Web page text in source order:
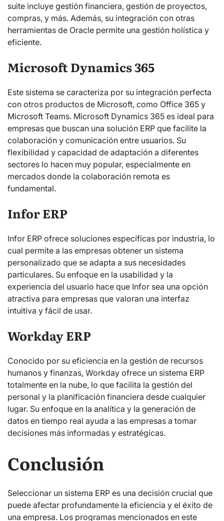
suite incluye gestión financiera, gestión de proyectos,
compras, y más. Además, su integración con otras
herramientas de Oracle permite una gestión holística y
eficiente.
Microsoft Dynamics 365
Este sistema se caracteriza por su integración perfecta
con otros productos de Microsoft, como Office 365 y
Microsoft Teams. Microsoft Dynamics 365 es ideal para
empresas que buscan una solución ERP que facilite la
colaboración y comunicación entre usuarios. Su
flexibilidad y capacidad de adaptación a diferentes
sectores lo hacen muy popular, especialmente en
mercados donde la colaboración remota es
fundamental.
Infor ERP
Infor ERP ofrece soluciones específicas por industria, lo
cual permite a las empresas obtener un sistema
personalizado que se adapta a sus necesidades
particulares. Su enfoque en la usabilidad y la
experiencia del usuario hace que Infor sea una opción
atractiva para empresas que valoran una interfaz
intuitiva y fácil de usar.
Workday ERP
Conocido por su eficiencia en la gestión de recursos
humanos y finanzas, Workday ofrece un sistema ERP
totalmente en la nube, lo que facilita la gestión del
personal y la planificación financiera desde cualquier
lugar. Su enfoque en la analítica y la generación de
datos en tiempo real ayuda a las empresas a tomar
decisiones más informadas y estratégicas.
Conclusión
Seleccionar un sistema ERP es una decisión crucial que
puede afectar profundamente la eficiencia y el éxito de
una empresa. Los programas mencionados en este